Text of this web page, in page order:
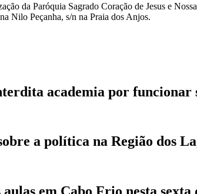
da Paróquia Sagrado Coração de Jesus e
Nilo Peçanha, s/n na Praia dos Anjos.
academia por funcionar
a política na Região dos